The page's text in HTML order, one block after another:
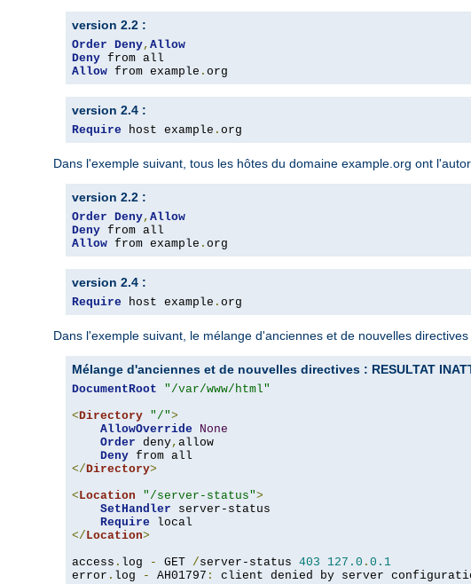
version 2.2 :
Order Deny, Allow
Deny
Allow from example . org
version 2.4 :
Require host example . org
Dans l'exemple suivant, tous les hôtes du domaine example.org ont
version 2.2 :
Order Deny, Allow
Deny
Allow from example . org
version 2.4 :
Require host example . org
Dans l'exemple suivant, le mélange d'anciennes et de nouvelles
Mélange d'anciennes et de nouvelles directives : RESULTAT
DocumentRoot
"/var/www/html"
<Directory "/">
AllowOverride
None
Order deny, allow
Deny
</Directory>
<Location "/server-status">
SetHandler server-status
Require
</Location>
access . log - GET /server-status 403 127.0 . 0.1
error . log - AH01797 : client denied by server